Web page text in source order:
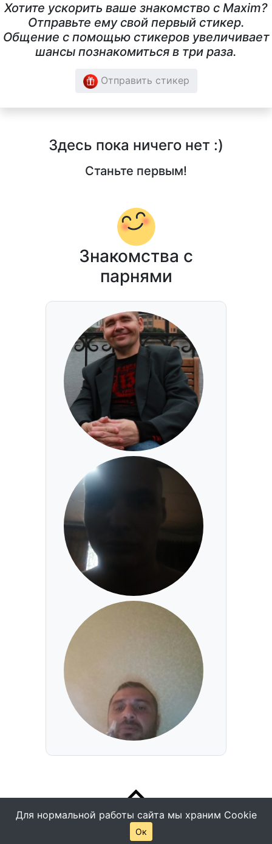
Хотите ускорить ваше знакомство с Maxim?
Отправьте ему свой первый стикер.
Общение с помощью стикеров увеличивает
шансы познакомиться в три раза.
Отправить стикер
Здесь пока ничего нет :)
Станьте первым!
Знакомства с
парнями
© Все права защищены -Помощь
Для нормальной работы сайта мы храним Cookie
Ок